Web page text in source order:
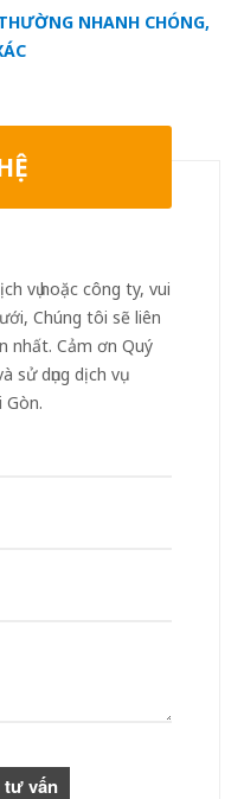
NHANH CHÓNG,
vụ hoặc công ty, vui
Chúng tôi sẽ liên
nhất. Cảm ơn Quý
dụng dịch vụ
Gòn.